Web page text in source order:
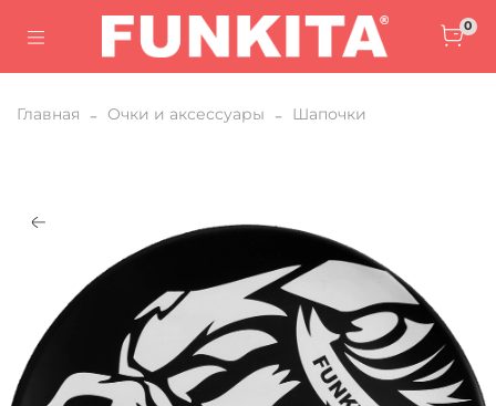
0
Главная Очки и аксессуары Шапочки